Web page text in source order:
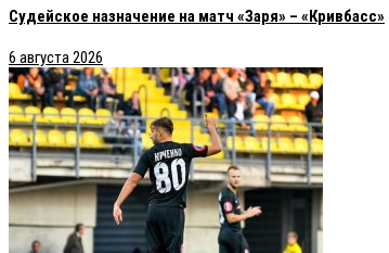
Судейское назначение на матч «Заря» – «Кривбасс»
6 августа 2026